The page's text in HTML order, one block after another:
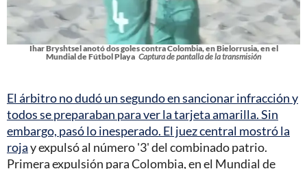
Ihar Bryshtsel anotó dos goles contra Colombia, en Bielorrusia, en el
Mundial de Fútbol Playa Captura de pantalla de la transmisión
El árbitro no dudó un segundo en sancionar infracción y
todos se preparaban para ver la tarjeta amarilla. Sin
embargo, pasó lo inesperado. El juez central mostró la
rojay expulsó al número '3' del combinado patrio.
Primera expulsión para Colombia, en el Mundial de